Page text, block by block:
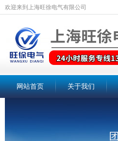
欢迎来到上海旺徐电气有限公司
网站首页 关于我们